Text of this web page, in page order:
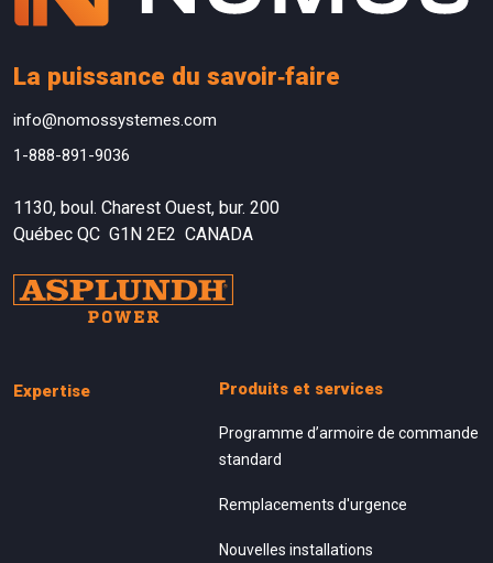
La puissance du savoir‑faire
info@nomossystemes.com
1-888-891-9036
1130, boul. Charest Ouest, bur. 200
Québec QC G1N 2E2 CANADA
Expertise Produits et services
Programme d’armoire de commande
standard
Remplacements d'urgence
Nouvelles installations